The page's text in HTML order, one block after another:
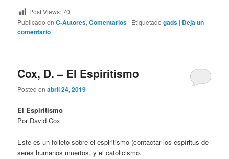
Post Views:70
Publicado en C-Autores,Comentarios | Etiquetado gads | Deja un
comentario
Cox, D. – El Espiritismo
Posted onabril 24, 2019
El Espiritismo
Por David Cox
Este es un folleto sobre el espiritismo (contactar los espíritus de
seres humanos muertos, y el catolicismo.